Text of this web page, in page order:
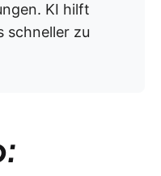
KI hilft
schneller zu